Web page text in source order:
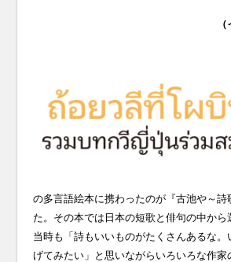
の多言語絵本に携わったのが『古池や～詩
た。その本では日本の短歌と俳句の中から
当時も「詩もいいものがたくさんあるな。
げてみたい」と思いながらいろいろな作家